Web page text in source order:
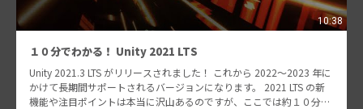
10:38
１０分でわかる！ Unity 2021 LTS
Unity 2021.3 LTS がリリースされました！ これから 2022〜2023 年に
かけて長期間サポートされるバージョンになります。 2021 LTS の新
機能や注目ポイントは本当に沢山あるのですが、ここでは約１０分に